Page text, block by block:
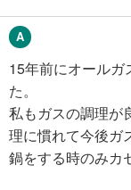
15年前にオールガ
た。
私もガスの調理が
理に慣れて今後ガ
鍋をする時のみカ